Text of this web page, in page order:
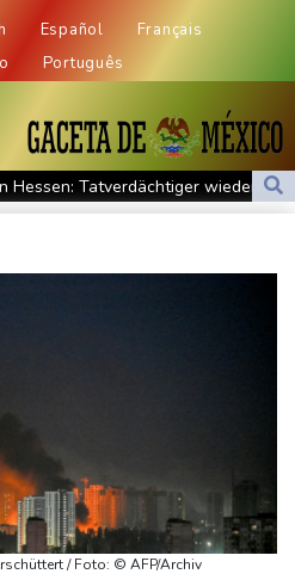
Español
Français
Português
Hessen: Tatverdächtiger wieder auf
der Ära Infantino
vorerst nicht nachsteuern - Kritik
und Gemeindebund fordert
/ Foto: © AFP/Archiv